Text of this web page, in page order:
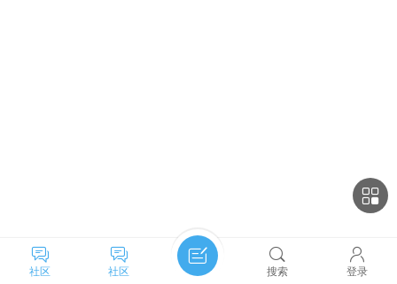
社区 社区 搜索 登录